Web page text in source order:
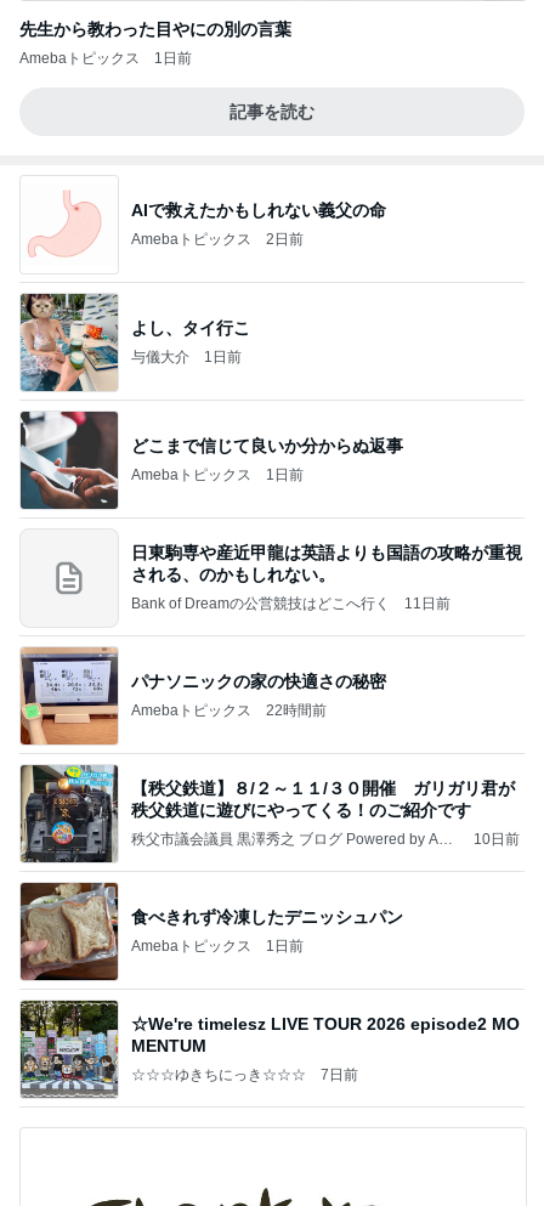
先生から教わった目やにの別の言葉
Amebaトピックス 1日前
記事を読む
AIで救えたかもしれない義父の命
Amebaトピックス 2日前
よし、タイ行こ
与儀大介 1日前
どこまで信じて良いか分からぬ返事
Amebaトピックス 1日前
日東駒専や産近甲龍は英語よりも国語の攻略が重視
される、のかもしれない。
Bank of Dreamの公営競技はどこへ行く 11日前
パナソニックの家の快適さの秘密
Amebaトピックス 22時間前
【秩父鉄道】８/２～１１/３０開催 ガリガリ君が
秩父鉄道に遊びにやってくる！のご紹介です
秩父市議会議員 黒澤秀之 ブログ Powered by Ame
10日前
食べきれず冷凍したデニッシュパン
Amebaトピックス 1日前
☆We're timelesz LIVE TOUR 2026 episode2 MO
MENTUM
☆☆☆ゆきちにっき☆☆☆ 7日前